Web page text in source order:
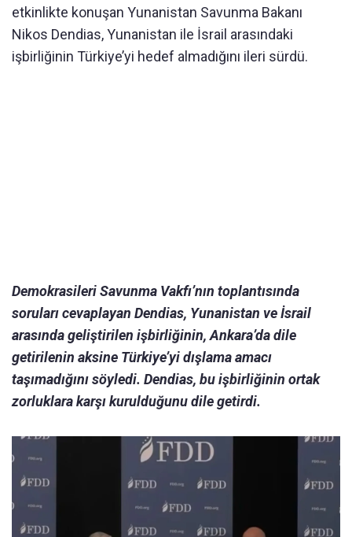
etkinlikte konuşan Yunanistan Savunma Bakanı
Nikos Dendias, Yunanistan ile İsrail arasındaki
işbirliğinin Türkiye’yi hedef almadığını ileri sürdü.
Demokrasileri Savunma Vakfı’nın toplantısında
soruları cevaplayan Dendias, Yunanistan ve İsrail
arasında geliştirilen işbirliğinin, Ankara’da dile
getirilenin aksine Türkiye’yi dışlama amacı
taşımadığını söyledi. Dendias, bu işbirliğinin ortak
zorluklara karşı kurulduğunu dile getirdi.